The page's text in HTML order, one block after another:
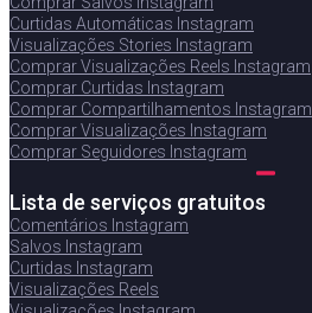
Curtidas Automáticas Instagram
Visualizações Stories Instagram
Comprar Visualizações Reels Instagram
Comprar Curtidas Instagram
Comprar Compartilhamentos Instagram
Comprar Visualizações Instagram
Comprar Seguidores Instagram
Lista de serviços gratuitos
Comentários Instagram
Salvos Instagram
Curtidas Instagram
Visualizações Reels